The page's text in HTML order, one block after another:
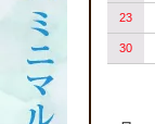
23
30